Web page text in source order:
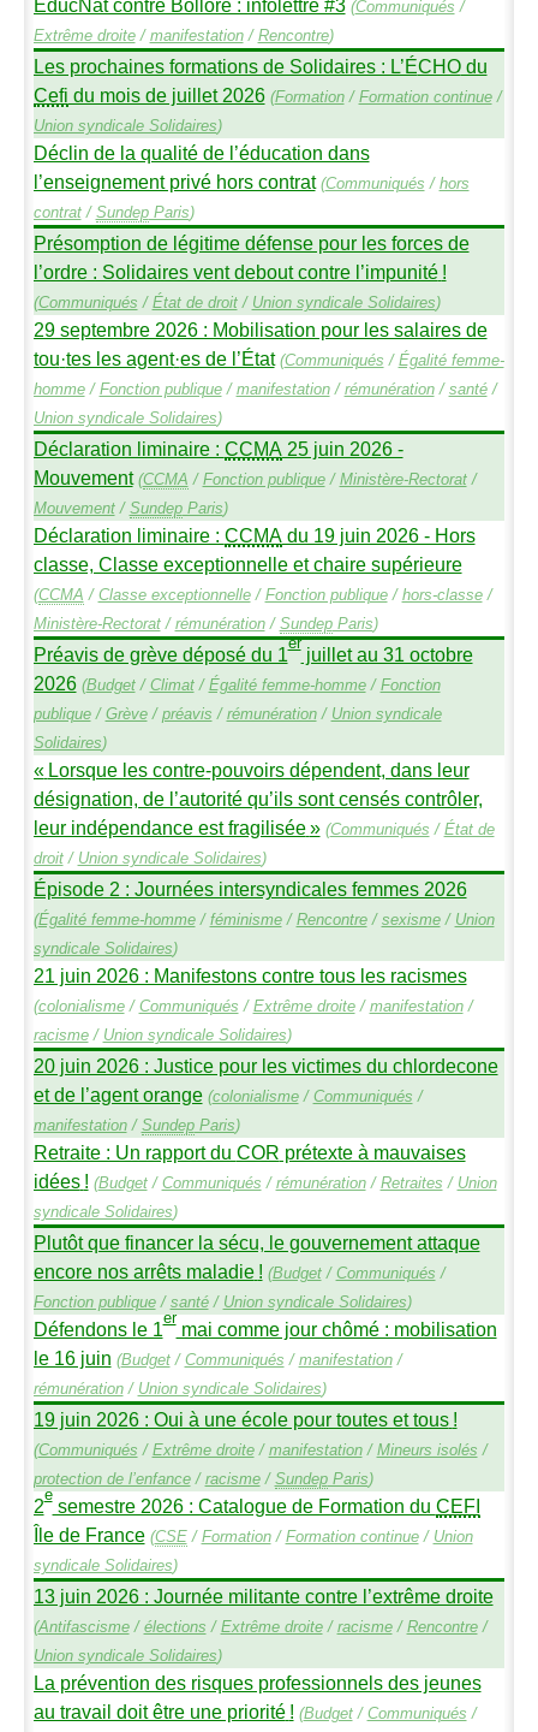
EducNat contre Bolloré : infolettre #3 (Communiqués /
Extrême droite/ manifestation/ Rencontre)
Les prochaines formations de Solidaires : L’ÉCHOdu
Cefi du mois de juillet 2026 (Formation/ Formation continue/
Union syndicale Solidaires)
Déclin de la qualité de l’éducation dans
l’enseignement privé hors contrat (Communiqués / hors
contrat/ SundepParis)
Présomption de légitime défense pour les forces de
l’ordre : Solidaires vent debout contre l’impunité !
(Communiqués / État de droit/ Union syndicale Solidaires)
29 septembre 2026 : Mobilisation pour les salaires de
tou·tes les agent·es de l’État (Communiqués / Égalité femme-
homme/ Fonction publique/ manifestation/ rémunération/ santé/
Union syndicale Solidaires)
Déclaration liminaire : CCMA 25 juin 2026 -
Mouvement (CCMA / Fonction publique/ Ministère-Rectorat/
Mouvement/ SundepParis)
Déclaration liminaire : CCMAdu 19 juin 2026 - Hors
classe, Classe exceptionnelle et chaire supérieure
(CCMA / Classe exceptionnelle/ Fonction publique/ hors-classe/
Ministère-Rectorat/ rémunération/ SundepParis)
Préavis de grève déposé du 1erjuillet au 31 octobre
2026 (Budget/ Climat/ Égalité femme-homme/ Fonction
publique/ Grève/ préavis / rémunération/ Union syndicale
Solidaires)
« Lorsque les contre-pouvoirs dépendent, dans leur
désignation, de l’autorité qu’ils sont censés contrôler,
leur indépendance est fragilisée» (Communiqués / État de
droit/ Union syndicale Solidaires)
Épisode 2 : Journées intersyndicales femmes 2026
(Égalité femme-homme/ féminisme/ Rencontre/ sexisme/ Union
syndicale Solidaires)
21 juin 2026 : Manifestons contre tous les racismes
(colonialisme/ Communiqués / Extrême droite/ manifestation/
racisme/ Union syndicale Solidaires)
20 juin 2026 : Justice pour les victimes du chlordecone
et de l’agent orange (colonialisme/ Communiqués /
manifestation/ SundepParis)
Retraite : Un rapport du COR prétexte à mauvaises
idées ! (Budget/ Communiqués / rémunération/ Retraites / Union
syndicale Solidaires)
Plutôt que financer la sécu, le gouvernement attaque
encore nos arrêts maladie ! (Budget/ Communiqués /
Fonction publique/ santé/ Union syndicale Solidaires)
Défendons le 1ermai comme jour chômé : mobilisation
le 16 juin (Budget/ Communiqués / manifestation/
rémunération/ Union syndicale Solidaires)
19 juin 2026 : Oui à une école pour toutes et tous !
(Communiqués / Extrême droite/ manifestation/ Mineurs isolés /
protection de l’enfance/ racisme/ SundepParis)
2esemestre 2026 : Catalogue de Formation du CEFI
Île de France (CSE/ Formation/ Formation continue/ Union
syndicale Solidaires)
13 juin 2026 : Journée militante contre l’extrême droite
(Antifascisme/ élections / Extrême droite/ racisme/ Rencontre/
Union syndicale Solidaires)
La prévention des risques professionnels des jeunes
au travail doit être une priorité ! (Budget/ Communiqués /